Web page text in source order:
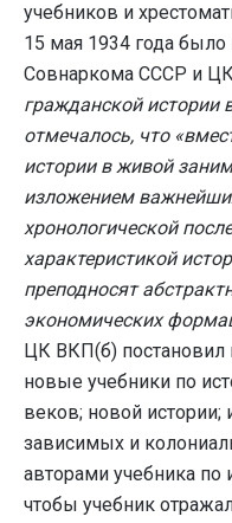
учебников и
15 мая 1934 года было
Совнаркома СССР и
гражданской истории
отмечалось, что
истории в живой
изложением
хронологической
характеристикой
преподносят
экономических
ЦК ВКП(б) постановил
новые учебники по
веков; новой истории;
зависимых и
авторами учебника по
чтобы учебник